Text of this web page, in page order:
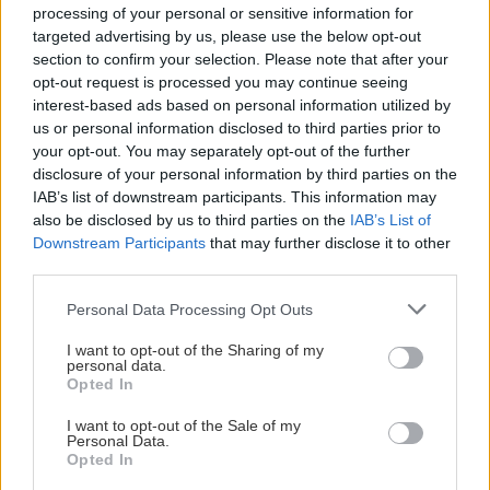
processing of your personal or sensitive information for
targeted advertising by us, please use the below opt-out
section to confirm your selection. Please note that after your
opt-out request is processed you may continue seeing
interest-based ads based on personal information utilized by
us or personal information disclosed to third parties prior to
your opt-out. You may separately opt-out of the further
disclosure of your personal information by third parties on the
IAB’s list of downstream participants. This information may
also be disclosed by us to third parties on the IAB’s List of
Downstream Participants that may further disclose it to other
Please note that this website/app uses one or more Google
not limited to your visit or usage behaviour. You may click to
grant or deny consent to Google and its third-party tags to
use your data for below specified purposes in below Google
consent section.
Personal Data Processing Opt Outs
I want to opt-out of the Sharing of my
personal data.
Opted In
I want to opt-out of the Sale of my
Personal Data.
Opted In
15 λεπτά οδήγησης από τα Περούλια (35€ ανά
διανυκτέρευση για δύο άτομα).
Στο Λεωνίδιο και τα Πούλιθρα
Φωλιασμένο κάτω από γιγάντια, κατακόκκινα
βράχια που το έχουν κάνει αναρριχητικό
προορισμό ξακουστό στα πέρατα του κόσμου, το
Λεωνίδιο είναι γεμάτο σοκάκια με κουκλίστικα
αρχοντικά, γλυκύτατα café και ωραία ταβερνάκια,
να χαίρεσαι να περπατάς τα απογεύματα που
γυρνάς από τις βουτιές σου.